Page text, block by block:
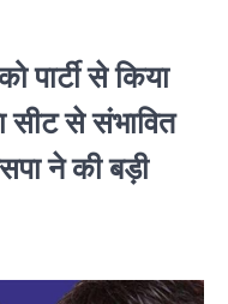
पार्टी से किया
सीट से संभावित
ने की बड़ी